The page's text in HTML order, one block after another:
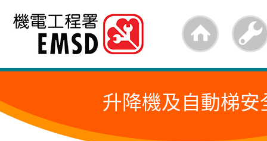
跳
內
的
升降機及自動梯安